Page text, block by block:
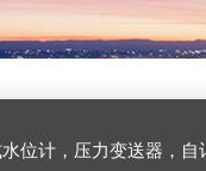
位计，压力变送器，自记